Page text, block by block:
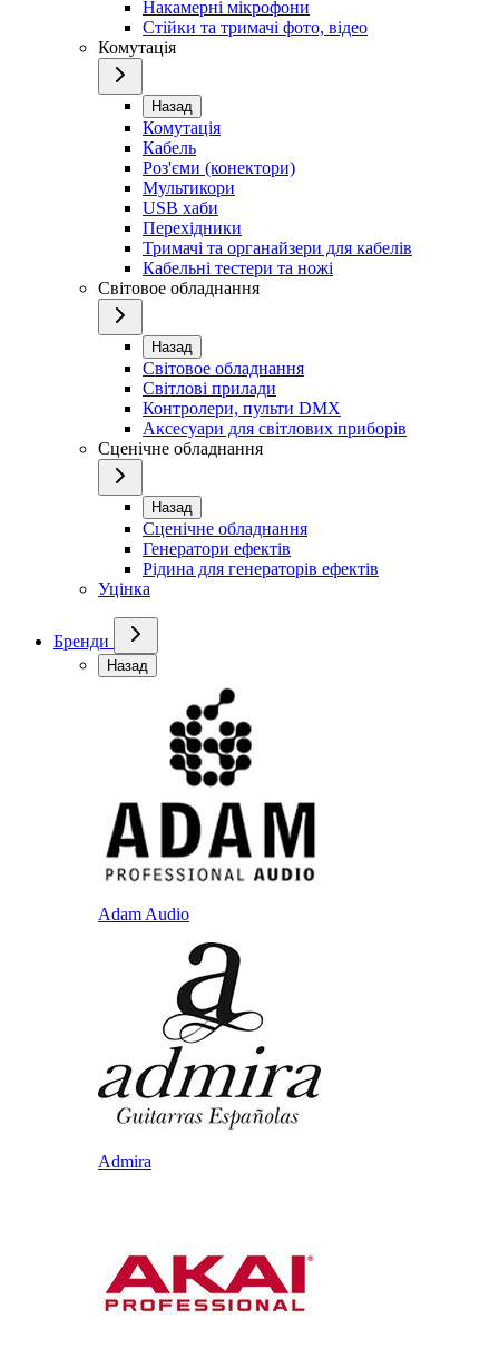
Накамерні мікрофони
Стійки та тримачі фото, відео
Комутація
Назад
Комутація
Кабель
Роз'єми (конектори)
Мультикори
USB хаби
Перехідники
Тримачі та органайзери для кабелів
Кабельні тестери та ножі
Світовое обладнання
Назад
Світовое обладнання
Світлові прилади
Контролери, пульти DMX
Аксесуари для світлових приборів
Сценічне обладнання
Назад
Сценічне обладнання
Генератори ефектів
Рідина для генераторів ефектів
Уцінка
Бренди
Назад
Adam Audio
Admira